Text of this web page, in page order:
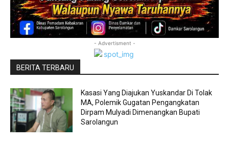
- Advertisment -
BERITA TERBARU
Kasasi Yang Diajukan Yuskandar Di Tolak
MA, Polemik Gugatan Pengangkatan
Dirpam Mulyadi Dimenangkan Bupati
Sarolangun